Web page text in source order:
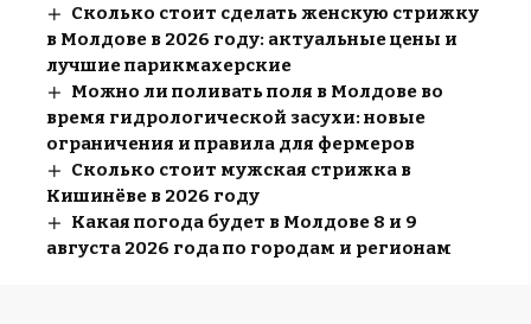
Сколько стоит сделать женскую стрижку
в Молдове в 2026 году: актуальные цены и
лучшие парикмахерские
Можно ли поливать поля в Молдове во
время гидрологической засухи: новые
ограничения и правила для фермеров
Сколько стоит мужская стрижка в
Кишинёве в 2026 году
Какая погода будет в Молдове 8 и 9
августа 2026 года по городам и регионам